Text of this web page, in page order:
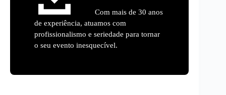
Com mais de 30 anos
de experiência, atuamos com
profissionalismo e seriedade para tornar
o seu evento inesquecível.